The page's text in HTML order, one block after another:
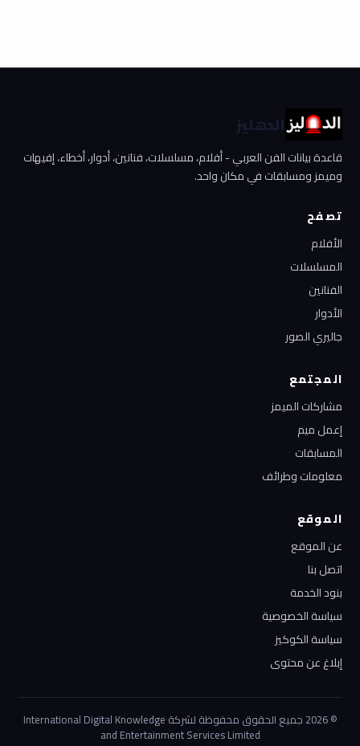
الدهليز
قاعدة بيانات الفن العربي - أفلام، مسلسلات، فنانين، أدوار، أخطاء، إفيهات
وميمز ومسابقات في مكان واحد.
تصفح
الأفلام
المسلسلات
الفنانين
الأدوار
جاليري الصور
المجتمع
مشاركات الميمز
إعمل ميم
المسابقات
معلومات وطرائف
الموقع
عن الموقع
اتصل بنا
بنود الخدمة
سياسة الخصوصية
سياسة الكوكيز
إبلاغ عن محتوى
© 2026 جميع الحقوق محفوظة لشركة International Digital Knowledge
and Entertainment Services Limited